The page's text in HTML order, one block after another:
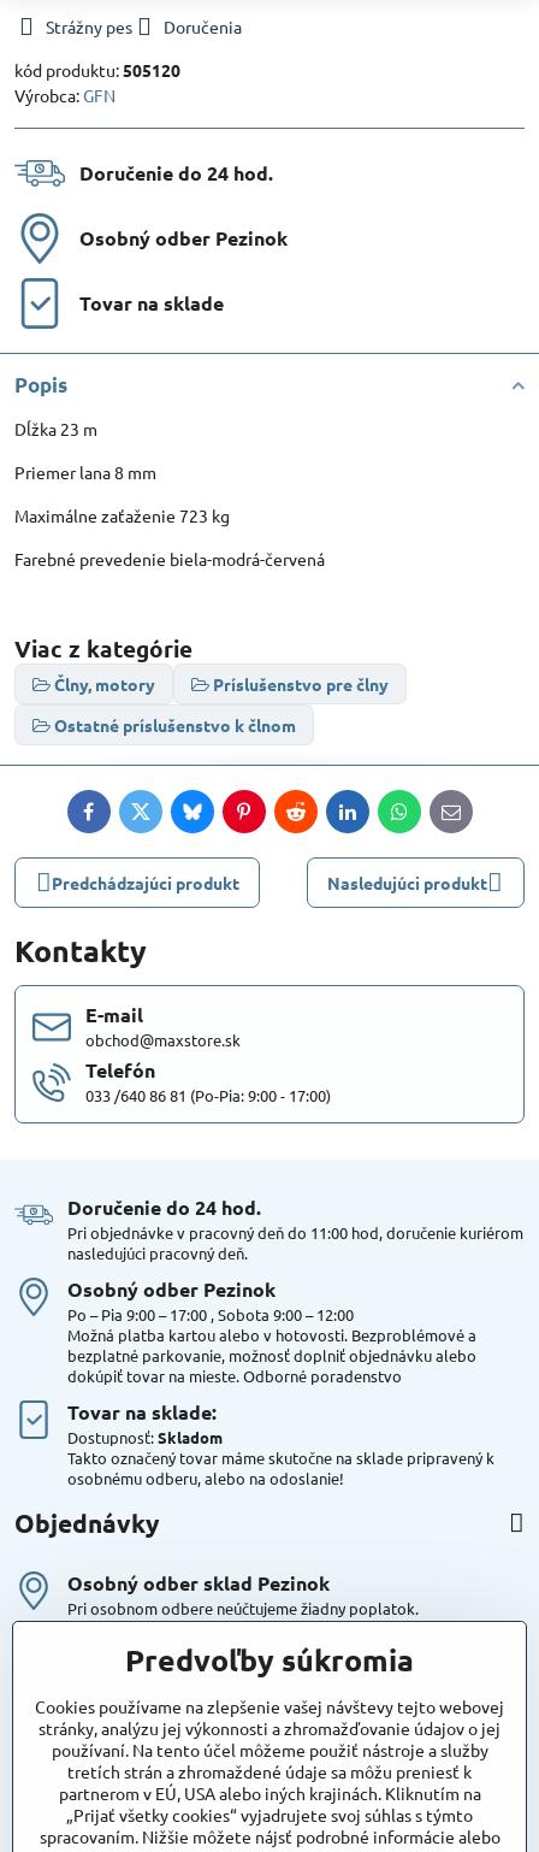
Strážny pes
Doručenia
kód produktu:505120
Výrobca:GFN
Doručenie do 24 hod​.
Osobný odber Pezinok
Tovar na sklade
Popis
Dĺžka 23 m
Priemer lana 8 mm
Maximálne zaťaženie 723 kg
Farebné prevedenie biela-modrá-červená
Viac z kategórie
Člny, motory
Príslušenstvo pre člny
Ostatné príslušenstvo k člnom
FacebookTwitterBlueskyPinterestRedditLinkedInWhatsApp
E-
mail
Predchádzajúci produkt Nasledujúci produkt
Kontakty
E-mail
obchod@maxstore.sk
Telefón
033 /640 86 81 (Po-Pia: 9:00 - 17:00)
Doručenie do 24 hod​.
Pri objednávke v pracovný deň do 11:00 hod, doručenie kuriérom
nasledujúci pracovný deň.
Osobný odber Pezinok
Po – Pia 9:00 – 17:00 , Sobota 9:00 – 12:00
Možná platba kartou alebo v hotovosti. Bezproblémové a
bezplatné parkovanie, možnosť doplniť objednávku alebo
dokúpiť tovar na mieste. Odborné poradenstvo
Tovar na sklade:
Dostupnosť:Skladom
Takto označený tovar máme skutočne na sklade pripravený k
osobnému odberu, alebo na odoslanie!
Objednávky
Osobný odber sklad Pezinok
Pri osobnom odbere neúčtujeme žiadny poplatok.
Kuriér DPD , Geis
Cena za dopravu:
Maxstore
Bratislavská 79
Areál Satina
90201 Pezinok
Predvoľby súkromia
Cookies používame na zlepšenie vašej návštevy tejto webovej
stránky, analýzu jej výkonnosti a zhromažďovanie údajov o jej
používaní. Na tento účel môžeme použiť nástroje a služby
tretích strán a zhromaždené údaje sa môžu preniesť k
partnerom v EÚ, USA alebo iných krajinách. Kliknutím na
„Prijať všetky cookies“ vyjadrujete svoj súhlas s týmto
spracovaním. Nižšie môžete nájsť podrobné informácie alebo